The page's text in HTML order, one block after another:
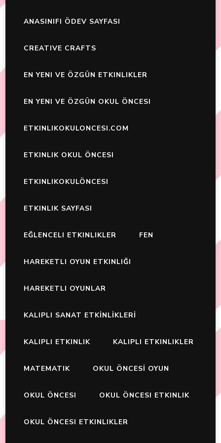
ANASINIFI ÖDEV SAYFASI
CREATIVE CRAFTS
EN YENI VE ÖZGÜN ETKINLIKLER
EN YENI VE ÖZGÜN OKUL ÖNCESI
ETKINLIKOKULONCESI.COM
ETKINLIK OKUL ÖNCESI
ETKINLIKOKULÖNCESI
ETKINLIK SAYFASI
EĞLENCELI ETKINLIKLER FEN
HAREKETLI OYUN ETKINLIĞI
HAREKETLI OYUNLAR
KALIPLI SANAT ETKİNLİKLERİ
KALIPLI ETKINLIK KALIPLI ETKINLIKLER
MATEMATIK OKUL ÖNCESİ OYUN
OKUL ÖNCESI OKUL ÖNCESI ETKINLIK
OKUL ÖNCESI ETKINLIKLER